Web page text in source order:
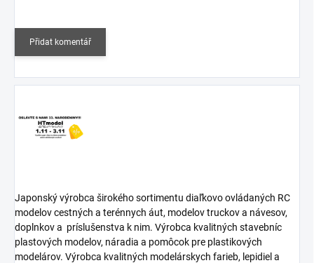
Přidat komentář
Japonský výrobca širokého sortimentu diaľkovo ovládaných RC
modelov cestných a terénnych áut, modelov truckov a návesov,
doplnkov a príslušenstva k nim. Výrobca kvalitných stavebníc
plastových modelov, náradia a pomôcok pre plastikových
modelárov. Výrobca kvalitných modelárskych farieb, lepidiel a